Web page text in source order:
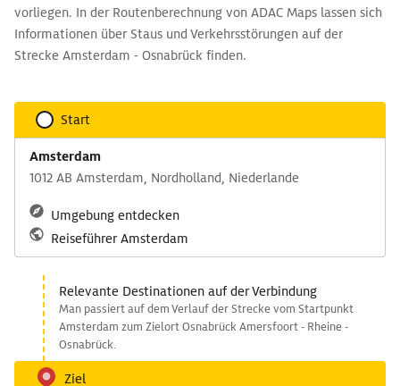
vorliegen. In der Routenberechnung von ADAC Maps lassen sich
Informationen über Staus und Verkehrsstörungen auf der
Strecke Amsterdam - Osnabrück finden.
Start
Amsterdam
1012 AB Amsterdam, Nordholland, Niederlande
Umgebung entdecken
Reiseführer Amsterdam
Relevante Destinationen auf der Verbindung
Man passiert auf dem Verlauf der Strecke vom Startpunkt
Amsterdam zum Zielort Osnabrück Amersfoort - Rheine -
Osnabrück.
Ziel